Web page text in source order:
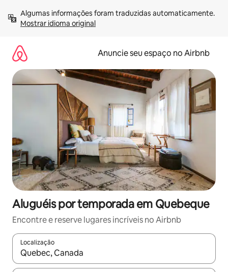
para
Mostrar idioma original
Anuncie seu espaço no Airbnb
Aluguéis por temporada em Quebeque
Encontre e reserve lugares incríveis no Airbnb
Localização
Quando os resultados estiverem disponíveis, explore-os